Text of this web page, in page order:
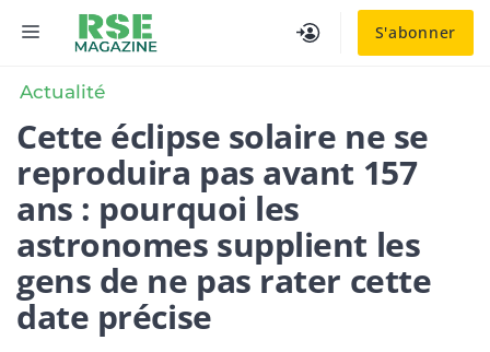
S'abonner
MENU
Actualité
Cette éclipse solaire ne se
reproduira pas avant 157
ans : pourquoi les
astronomes supplient les
gens de ne pas rater cette
date précise